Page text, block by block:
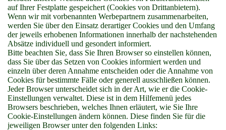
auf Ihrer Festplatte gespeichert (Cookies von Drittanbietern).
Wenn wir mit vorbenannten Werbepartnern zusammenarbeiten,
werden Sie über den Einsatz derartiger Cookies und den Umfang
der jeweils erhobenen Informationen innerhalb der nachstehenden
Absätze individuell und gesondert informiert.
Bitte beachten Sie, dass Sie Ihren Browser so einstellen können,
dass Sie über das Setzen von Cookies informiert werden und
einzeln über deren Annahme entscheiden oder die Annahme von
Cookies für bestimmte Fälle oder generell ausschließen können.
Jeder Browser unterscheidet sich in der Art, wie er die Cookie-
Einstellungen verwaltet. Diese ist in dem Hilfemenü jedes
Browsers beschrieben, welches Ihnen erläutert, wie Sie Ihre
Cookie-Einstellungen ändern können. Diese finden Sie für die
jeweiligen Browser unter den folgenden Links: